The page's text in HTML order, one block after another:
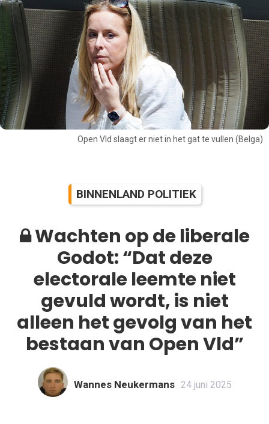
Open Vld slaagt er niet in het gat te vullen (Belga)
BINNENLAND POLITIEK
Wachten op de liberale
Godot: “Dat deze
electorale leemte niet
gevuld wordt, is niet
alleen het gevolg van het
bestaan van Open Vld”
Wannes Neukermans 24 juni 2025